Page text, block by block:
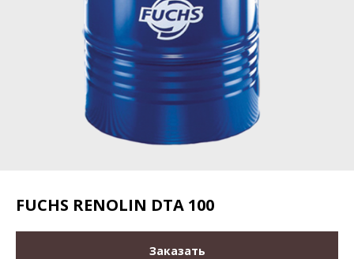
FUCHS RENOLIN DTA 100
Заказать